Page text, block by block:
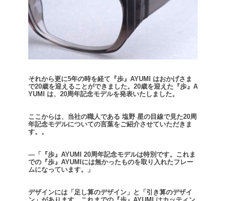
それから更に5年の時を経て『歩』AYUMI はおかげさま
で20歳を迎えることができました。 20歳を迎えた『歩』A
YUMI は、20周年記念モデルを発表いたしました。
ここからは、当社の職人である 塩野 星の目線で見た20周
年記念モデルについての言葉をご紹介させていただきま
す。。
―「『歩』AYUMI 20周年記念モデルは特別です。 これま
での『歩』AYUMIには無かったものを取り入れたフレー
ムになっています。」
デザインには「足し算のデザイン」と「引き算のデザイ